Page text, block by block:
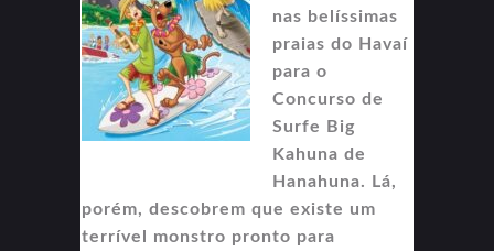
nas belíssimas
praias do Havaí
para o
Concurso de
Surfe Big
Kahuna de
Hanahuna. Lá,
porém, descobrem que existe um
terrível monstro pronto para